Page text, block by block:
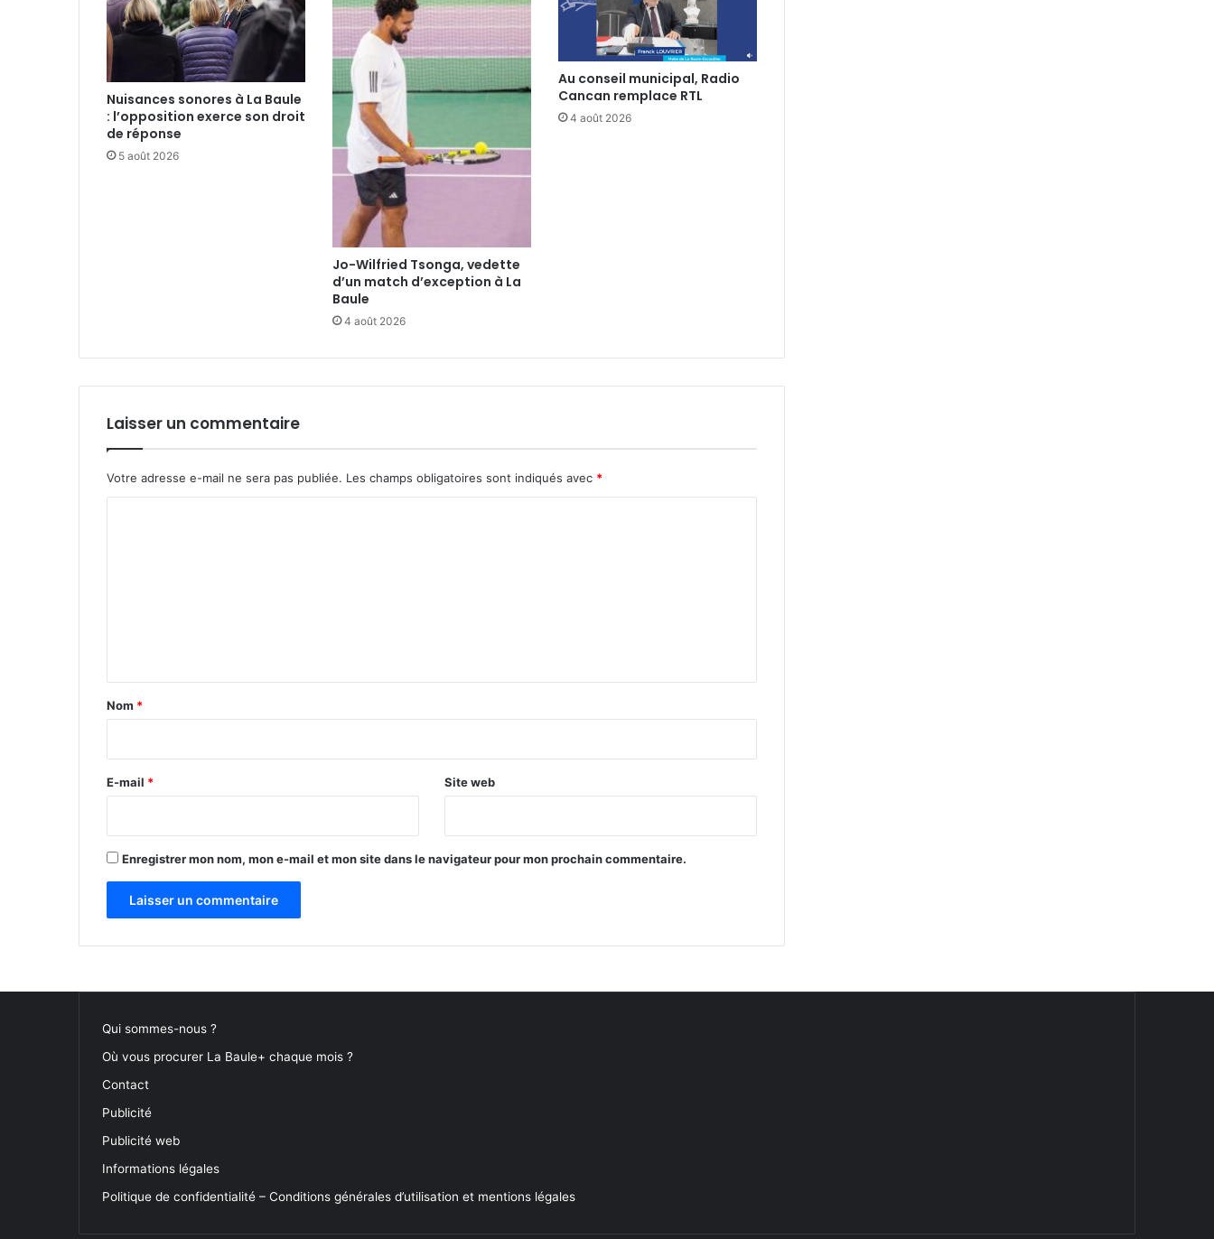
Nuisances sonores à La Baule
: l’opposition exerce son droit
de réponse
5 août 2026
Jo-Wilfried Tsonga, vedette
d’un match d’exception à La
Baule
4 août 2026
Au conseil municipal, Radio
Cancan remplace RTL
4 août 2026
Laisser un commentaire
Votre adresse e-mail ne sera pas publiée. Les champs obligatoires sont indiqués avec *
a
e
Nom *
E-mail * Site web
Enregistrer mon nom, mon e-mail et mon site dans le navigateur pour mon prochain commentaire.
Qui sommes-nous ?
Où vous procurer La Baule+ chaque mois ?
Contact
Publicité
Publicité web
Informations légales
Politique de confidentialité – Conditions générales d’utilisation et mentions légales